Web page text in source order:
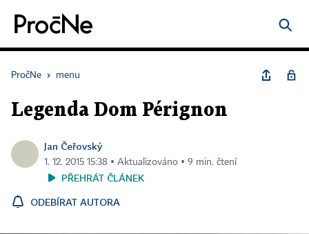
PročNe › menu
Legenda Dom Pérignon
Jan Čeřovský
1. 12. 2015 15:38 ▪ Aktualizováno ▪ 9 min. čtení
PŘEHRÁT ČLÁNEK
ODEBÍRAT AUTORA